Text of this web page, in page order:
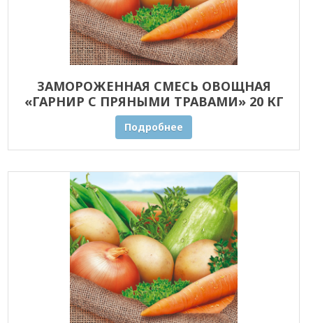
ЗАМОРОЖЕННАЯ СМЕСЬ ОВОЩНАЯ
«ГАРНИР С ПРЯНЫМИ ТРАВАМИ» 20 КГ
ОПТОМ
Подробнее